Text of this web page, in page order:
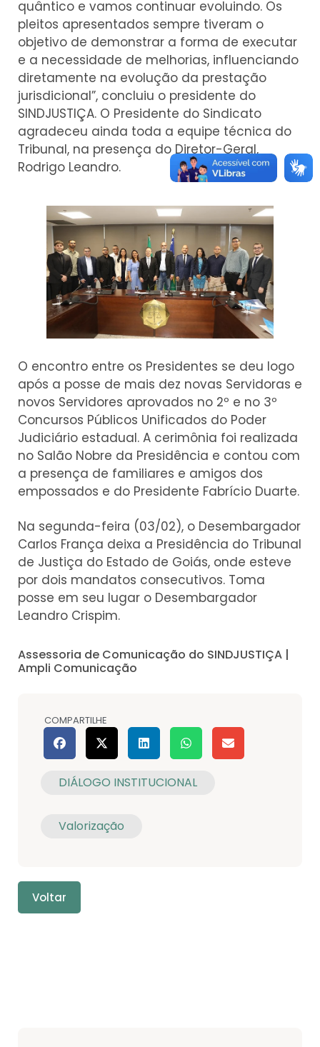
quântico e vamos continuar evoluindo. Os
pleitos apresentados sempre tiveram o
objetivo de demonstrar a forma de executar
e a necessidade de melhorias, influenciando
diretamente na evolução da prestação
jurisdicional”, concluiu o presidente do
SINDJUSTIÇA. O Presidente do Sindicato
agradeceu ainda toda a equipe técnica do
Tribunal, na presença do Diretor-Geral,
Rodrigo Leandro.
O encontro entre os Presidentes se deu logo
após a posse de mais dez novas Servidoras e
novos Servidores aprovados no 2º e no 3º
Concursos Públicos Unificados do Poder
Judiciário estadual. A cerimônia foi realizada
no Salão Nobre da Presidência e contou com
a presença de familiares e amigos dos
empossados e do Presidente Fabrício Duarte.
Na segunda-feira (03/02), o Desembargador
Carlos França deixa a Presidência do Tribunal
de Justiça do Estado de Goiás, onde esteve
por dois mandatos consecutivos. Toma
posse em seu lugar o Desembargador
Leandro Crispim.
Assessoria de Comunicação do SINDJUSTIÇA |
Ampli Comunicação
COMPARTILHE
DIÁLOGO INSTITUCIONAL
Valorização
Voltar